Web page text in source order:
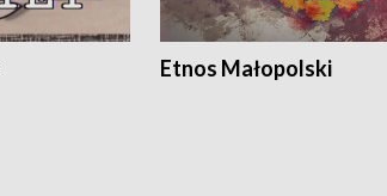
Etnos Małopolski